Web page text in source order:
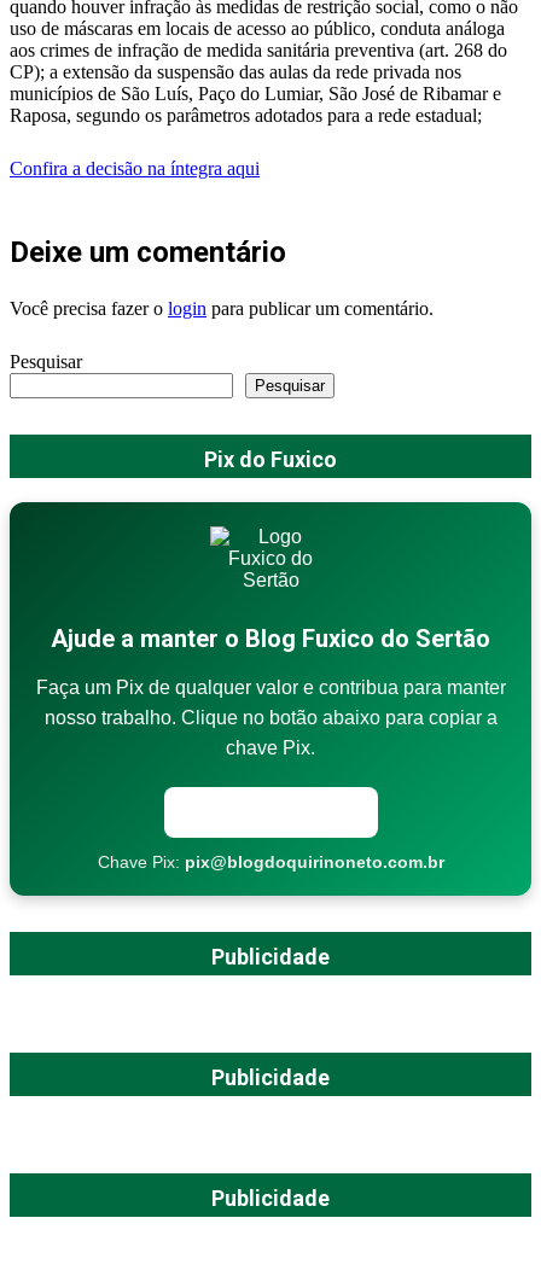
quando houver infração às medidas de restrição social, como o não
uso de máscaras em locais de acesso ao público, conduta análoga
aos crimes de infração de medida sanitária preventiva (art. 268 do
CP); a extensão da suspensão das aulas da rede privada nos
municípios de São Luís, Paço do Lumiar, São José de Ribamar e
Raposa, segundo os parâmetros adotados para a rede estadual;
Confira a decisão na íntegra aqui
Deixe um comentário
Você precisa fazer o login para publicar um comentário.
Pesquisar
Pesquisar
Pix do Fuxico
Ajude a manter o Blog Fuxico do Sertão
Faça um Pix de qualquer valor e contribua para manter
nosso trabalho. Clique no botão abaixo para copiar a
chave Pix.
Chave Pix: pix@blogdoquirinoneto.com.br
Publicidade
Publicidade
Publicidade